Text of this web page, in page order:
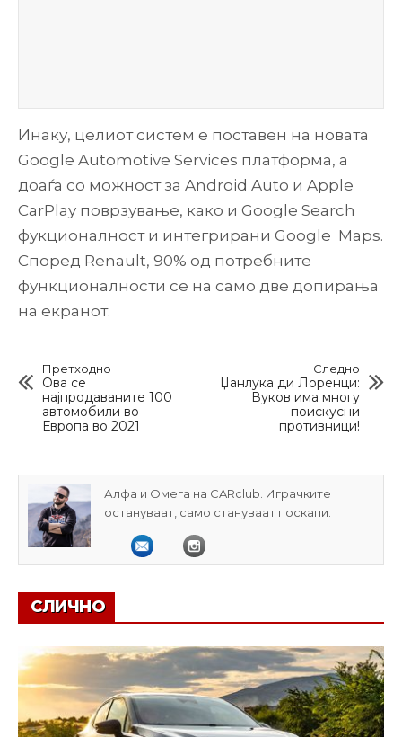
Инаку, целиот систем е поставен на новата
Google Automotive Services платформа, а
доаѓа со можност за Android Auto и Apple
CarPlay поврзување, како и Google Search
фукционалност и интегрирани Google Maps.
Според Renault, 90% од потребните
функционалности се на само две допирања
на екранот.
Претходно
Ова се
најпродаваните 100
автомобили во
Европа во 2021
Следно
Џанлука ди Лоренци:
Вуков има многу
поискусни
противници!
Алфа и Омега на CARclub. Играчките
остануваат, само стануваат поскапи.
СЛИЧНО